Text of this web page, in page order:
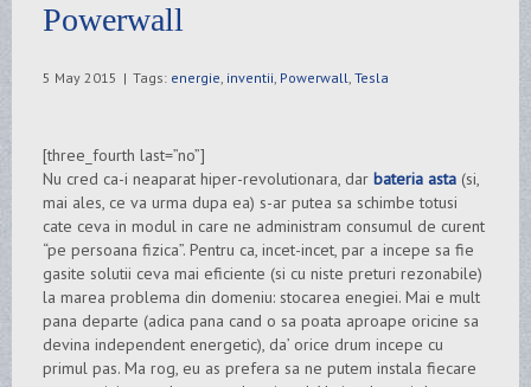
Powerwall
5 May 2015 | Tags: energie, inventii, Powerwall, Tesla
[three_fourth last=”no”]
Nu cred ca-i neaparat hiper-revolutionara, dar bateria asta (si,
mai ales, ce va urma dupa ea) s-ar putea sa schimbe totusi
cate ceva in modul in care ne administram consumul de curent
“pe persoana fizica”. Pentru ca, incet-incet, par a incepe sa fie
gasite solutii ceva mai eficiente (si cu niste preturi rezonabile)
la marea problema din domeniu: stocarea enegiei. Mai e mult
pana departe (adica pana cand o sa poata aproape oricine sa
devina independent energetic), da’ orice drum incepe cu
primul pas. Ma rog, eu as prefera sa ne putem instala fiecare